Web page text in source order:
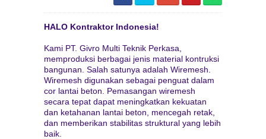
HALO Kontraktor Indonesia!
Kami PT. Givro Multi Teknik Perkasa,
memproduksi berbagai jenis material kontruksi
bangunan. Salah satunya adalah Wiremesh.
Wiremesh digunakan sebagai penguat dalam
cor lantai beton. Pemasangan wiremesh
secara tepat dapat meningkatkan kekuatan
dan ketahanan lantai beton, mencegah retak,
dan memberikan stabilitas struktural yang lebih
baik.